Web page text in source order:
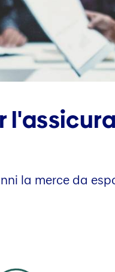
la merce da